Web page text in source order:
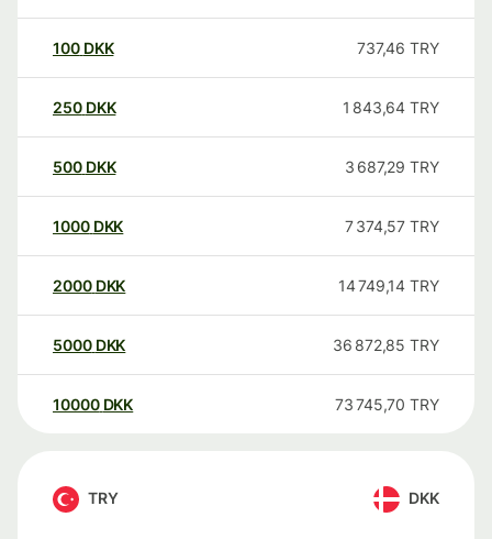
100 DKK 737,46 TRY
250 DKK 1 843,64 TRY
500 DKK 3 687,29 TRY
1000 DKK 7 374,57 TRY
2000 DKK 14 749,14 TRY
5000 DKK 36 872,85 TRY
10000 DKK 73 745,70 TRY
TRY DKK